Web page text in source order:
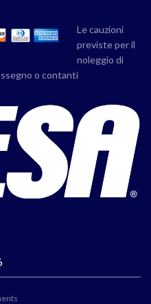
Le cauzioni
previste per il
noleggio di
o contanti